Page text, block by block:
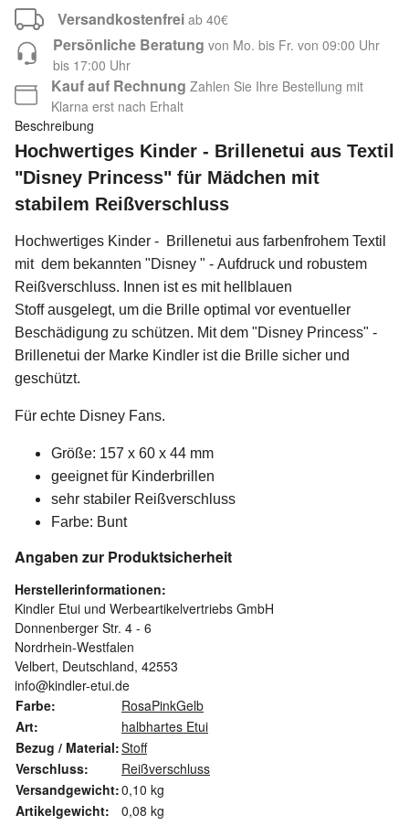
Versandkostenfrei ab 40€
Persönliche Beratung von Mo. bis Fr. von 09:00 Uhr
bis 17:00 Uhr
Kauf auf Rechnung Zahlen Sie Ihre Bestellung mit
Klarna erst nach Erhalt
Beschreibung
Hochwertiges Kinder - Brillenetui aus Textil
"Disney Princess" für Mädchen mit
stabilem Reißverschluss
Hochwertiges Kinder - Brillenetui aus farbenfrohem Textil
mit dem bekannten "Disney " - Aufdruck und robustem
Reißverschluss. Innen ist es mit hellblauen
Stoff ausgelegt, um die Brille optimal vor eventueller
Beschädigung zu schützen. Mit dem "Disney Princess" -
Brillenetui der Marke Kindler ist die Brille sicher und
geschützt.
Für echte Disney Fans.
Größe: 157 x 60 x 44 mm
geeignet für Kinderbrillen
sehr stabiler Reißverschluss
Farbe: Bunt
Angaben zur Produktsicherheit
Herstellerinformationen:
Kindler Etui und Werbeartikelvertriebs GmbH
Donnenberger Str. 4 - 6
Nordrhein-Westfalen
Velbert, Deutschland, 42553
info@kindler-etui.de
Farbe:
RosaPinkGelb
Art:
halbhartes Etui
Bezug / Material:Stoff
Verschluss:
Reißverschluss
Versandgewicht:0,10 kg
Artikelgewicht:
0,08 kg